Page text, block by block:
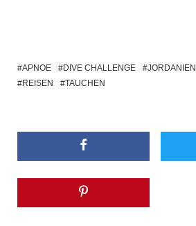
APNOE DIVE CHALLENGE JORDANIEN
REISEN
TAUCHEN